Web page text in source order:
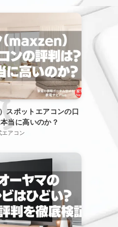
スポットエアコンの口
当に高いのか？
エアコン